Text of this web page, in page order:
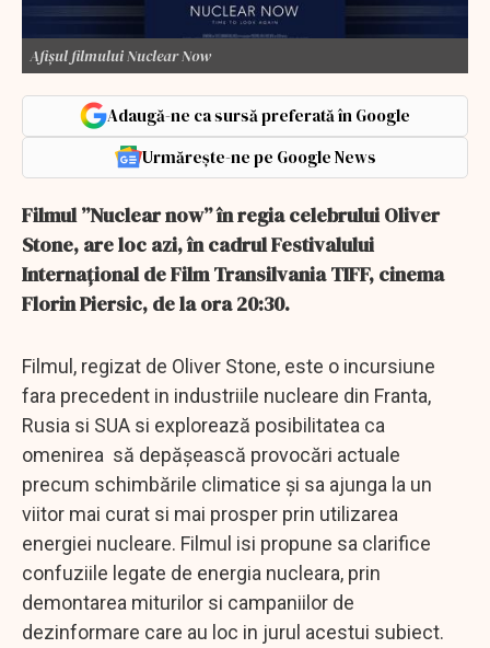
Afișul filmului Nuclear Now
Adaugă-ne ca sursă preferată în Google
Urmărește-ne pe Google News
Filmul ”Nuclear now” în regia celebrului Oliver
Stone, are loc azi, în cadrul Festivalului
Internațional de Film Transilvania TIFF, cinema
Florin Piersic, de la ora 20:30.
Filmul, regizat de Oliver Stone, este o incursiune
fara precedent in industriile nucleare din Franta,
Rusia si SUA si explorează posibilitatea ca
omenirea să depășească provocări actuale
precum schimbările climatice și sa ajunga la un
viitor mai curat si mai prosper prin utilizarea
energiei nucleare. Filmul isi propune sa clarifice
confuziile legate de energia nucleara, prin
demontarea miturilor si campaniilor de
dezinformare care au loc in jurul acestui subiect.